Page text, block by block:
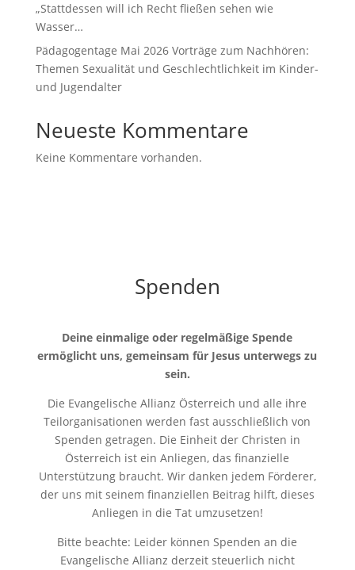
„Stattdessen will ich Recht fließen sehen wie
Wasser…
Pädagogentage Mai 2026 Vorträge zum Nachhören:
Themen Sexualität und Geschlechtlichkeit im Kinder-
und Jugendalter
Neueste Kommentare
Keine Kommentare vorhanden.
Spenden
Deine einmalige oder regelmäßige Spende
ermöglicht uns, gemeinsam für Jesus unterwegs zu
sein.
Die Evangelische Allianz Österreich und alle ihre
Teilorganisationen werden fast ausschließlich von
Spenden getragen. Die Einheit der Christen in
Österreich ist ein Anliegen, das finanzielle
Unterstützung braucht. Wir danken jedem Förderer,
der uns mit seinem finanziellen Beitrag hilft, dieses
Anliegen in die Tat umzusetzen!
Bitte beachte: Leider können Spenden an die
Evangelische Allianz derzeit steuerlich nicht